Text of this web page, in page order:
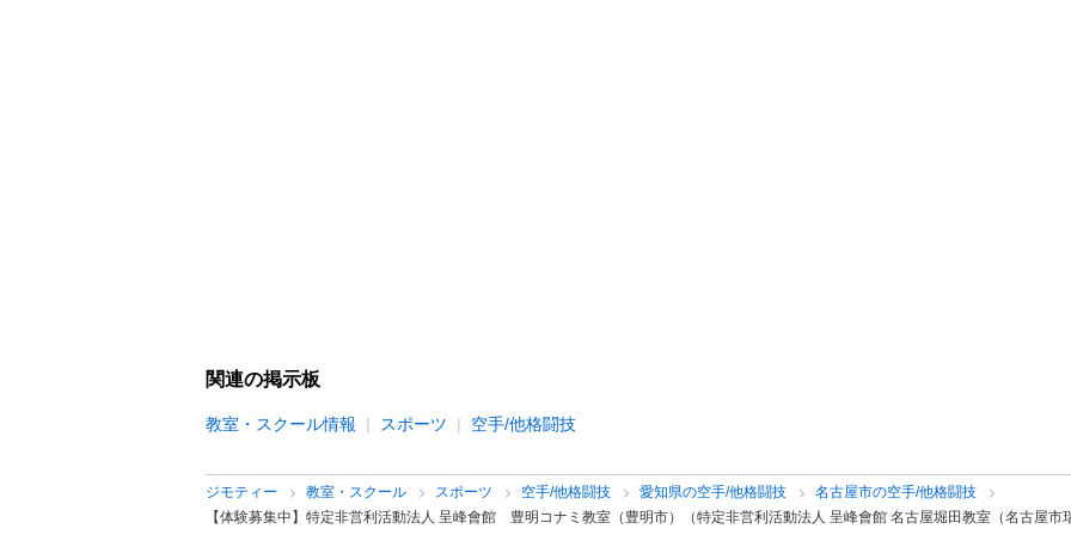
関連の掲示板
教室・スクール情報 スポーツ 空手/他格闘技
ジモティー 教室・スクール スポーツ 空手/他格闘技 愛知県の空手/他格闘技
名古屋市の空手/他格闘技
【体験募集中】特定非営利活動法人 呈峰會館 豊明コナミ教室（豊明市）（特定非営利活動法人 呈峰會館 名古屋堀田教室（名古屋市